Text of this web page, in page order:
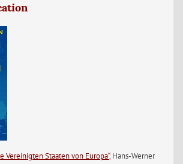
Vereinigten Staaten von Europa“, Hans-Werner